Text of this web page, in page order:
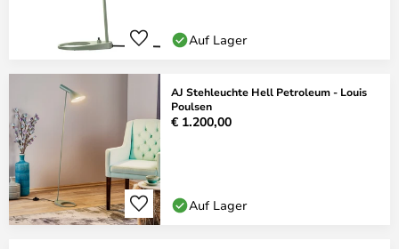
Auf Lager
AJ Stehleuchte Hell Petroleum - Louis
Poulsen
€ 1.200,00
Auf Lager